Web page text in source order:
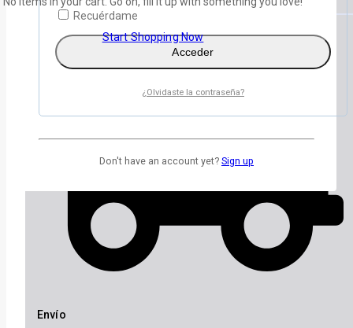
Envío
Recuérdame
Acceder
¿Olvidaste la contraseña?
Don't have an account yet? Sign up
Start Shopping Now